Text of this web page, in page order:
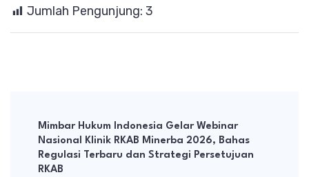
Jumlah Pengunjung: 3
Navigation
Mimbar Hukum Indonesia Gelar Webinar
Nasional Klinik RKAB Minerba 2026, Bahas
Regulasi Terbaru dan Strategi Persetujuan
RKAB